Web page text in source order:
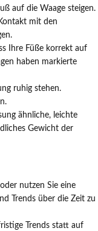
auf die Waage steigen.
mit den
Ihre Füße korrekt auf
haben markierte
ruhig stehen.
ähnliche, leichte
Gewicht der
nutzen Sie eine
Trends über die Zeit zu
Trends statt auf